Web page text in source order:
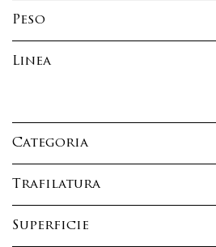
Peso
Linea
Categoria
Trafilatura
Superficie